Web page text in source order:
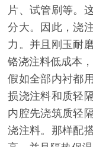
片、试管刷等。
分大。因此，浇
力。并且刚玉耐
铬浇注料低成本
假如全部内衬都
损浇注料和质轻
内腔先浇筑质轻
浇注料。那样配